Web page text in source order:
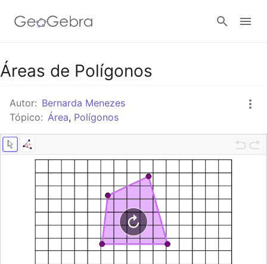
Google Classroom
Tarefa
Áreas de Polígonos
Autor: Bernarda Menezes
Tópico: Área, Polígonos